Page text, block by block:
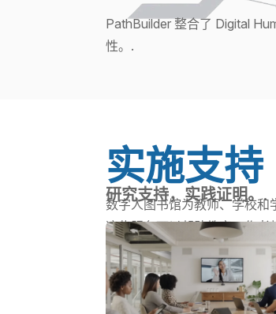
PathBuilder 整合了 Digital
性。.
实施支持
研究支持，实践证明。.
数字人图书馆为教师、学校和
这些服务可以帮助教育工作